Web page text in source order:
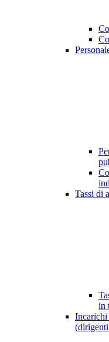
Tassi di
in
Incarichi